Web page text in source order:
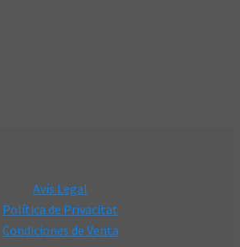
Avís Legal
Política de Privacitat
Condiciones de Venta